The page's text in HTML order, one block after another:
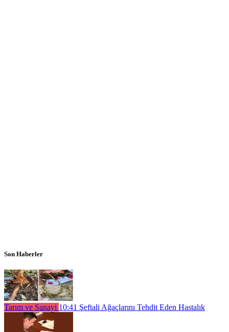
Son Haberler
Tarım ve Sanayi 10:41 Şeftali Ağaçlarını Tehdit Eden Hastalık